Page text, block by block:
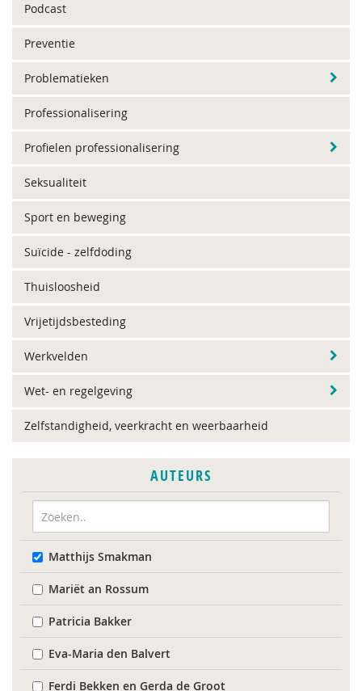
Podcast
Preventie
Problematieken
Professionalisering
Profielen professionalisering
Seksualiteit
Sport en beweging
Suïcide - zelfdoding
Thuisloosheid
Vrijetijdsbesteding
Werkvelden
Wet- en regelgeving
Zelfstandigheid, veerkracht en weerbaarheid
AUTEURS
Matthijs Smakman
Mariët an Rossum
Patricia Bakker
Eva-Maria den Balvert
Ferdi Bekken en Gerda de Groot